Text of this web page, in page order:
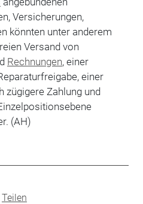
Versicherungen,
könnten unter anderem
Versand von
Rechnungen, einer
einer
zügigere Zahlung und
(AH)
Teilen